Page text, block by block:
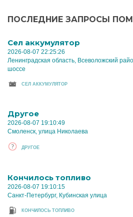
ПОСЛЕДНИЕ ЗАПРОСЫ
Cел аккумулятор
2026-08-07 22:25:26
Ленинградская область, Всеволожский
шоссе
CЕЛ АККУМУЛЯТОР
Другое
2026-08-07 19:10:49
Смоленск, улица Николаева
ДРУГОЕ
Кончилось топливо
2026-08-07 19:10:15
Санкт-Петербург, Кубинская улица
КОНЧИЛОСЬ ТОПЛИВО